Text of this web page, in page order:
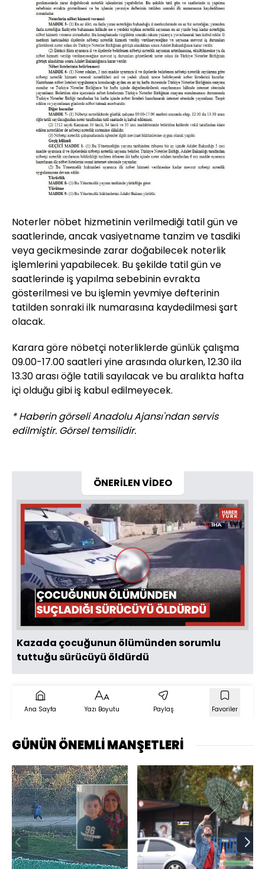
Noterler nöbet hizmetinin verilmediği tatil gün ve
saatlerinde, ancak vasiyetname tanzim ve tasdiki
veya gecikmesinde zarar doğabilecek noterlik
işlemlerini yapabilecek. Bu şekilde tatil gün ve
saatlerinde iş yapılma sebebinin evrakta
gösterilmesi ve bu işlemin yevmiye defterinin
tatilden sonraki ilk numarasına kaydedilmesi şart
olacak.
Karara göre nöbetçi noterliklerde günlük çalışma
09.00-17.00 saatleri yine arasında olurken, 12.30 ila
13.30 arası öğle tatili sayılacak ve bu aralıkta hafta
içi olduğu gibi iş kabul edilmeyecek.
* Haberin görseli Anadolu Ajansı'ndan servis
edilmiştir. Görsel temsilidir.
ÖNERİLEN VİDEO
Videoyu
Oynat
Kazada çocuğunun ölümünden sorumlu
tuttuğu sürücüyü öldürdü
Ana Sayfa Yazı Boyutu Paylaş Favoriler
GÜNÜN ÖNEMLİ MANŞETLERİ